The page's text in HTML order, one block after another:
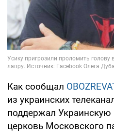
Как сообщал
из украинских
поддержал
церковь Московского